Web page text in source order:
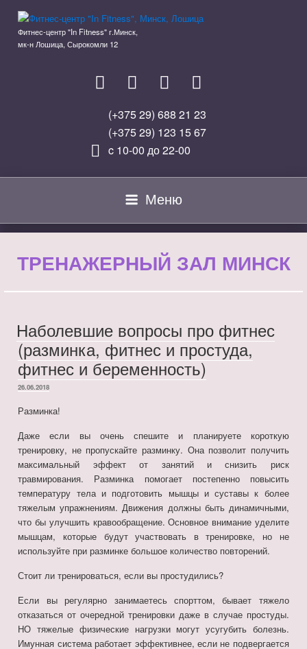
содержимому
Фитнес-центр "In Fitness" г.Минск,
мк-н Лошица, Сырокомли 12
(+375 29) 688 21 23
(+375 29) 123 15 67
c 10-00 до 22-00
Меню
ТРЕНАЖЕРНЫЙ ЗАЛ МИНСК
Наболевшие вопросы про фитнес
(разминка, фитнес и простуда,
фитнес и беременность)
ОПУБЛИКОВАНО
26.06.2018
Разминка!
Даже если вы очень спешите и планируете короткую
тренировку, не пропускайте разминку. Она позволит получить
максимальный эффект от занятий и снизить риск
травмирования. Разминка помогает постепенно повысить
температуру тела и подготовить мышцы и суставы к более
тяжелым упражнениям. Движения должны быть динамичными,
что бы улучшить кравообращение. Основное внимание уделите
мышцам, которые будут участвовать в тренировке, но не
используйте при разминке большое количество повторений.
Стоит ли тренироваться, если вы простудились?
Если вы регулярно занимаетесь спорттом, бывает тяжело
отказаться от очередной тренировки даже в случае простуды.
НО тяжелые физические нагрузки могут усугубить болезнь.
Имунная система работает эффективнее, если не подвергается